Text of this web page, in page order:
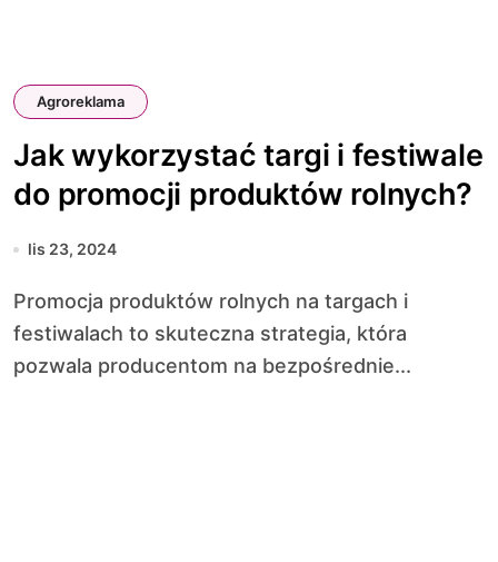
Agroreklama
Jak wykorzystać targi i festiwale
do promocji produktów rolnych?
lis 23, 2024
Promocja produktów rolnych na targach i
festiwalach to skuteczna strategia, która
pozwala producentom na bezpośrednie...